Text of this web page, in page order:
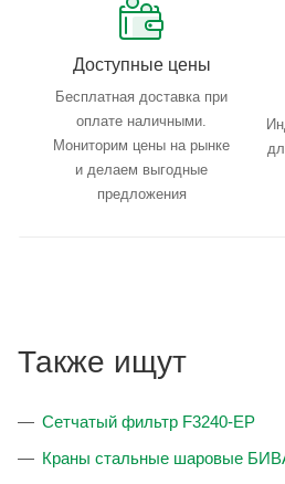
Доступные цены
Бесплатная доставка при
оплате наличными.
Мониторим цены на рынке
и делаем выгодные
предложения
Также ищут
Сетчатый фильтр F3240-EP
Краны стальные шаровые